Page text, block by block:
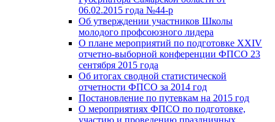
06.02.2015 года №44-р
Об утверждении участников Школы
молодого профсоюзного лидера
О плане мероприятий по подготовке XXIV
отчетно-выборной конференции ФПСО 23
сентября 2015 года
Об итогах сводной статистической
отчетности ФПСО за 2014 год
Постановление по путевкам на 2015 год
О мероприятиях ФПСО по подготовке,
участию и проведению праздничных